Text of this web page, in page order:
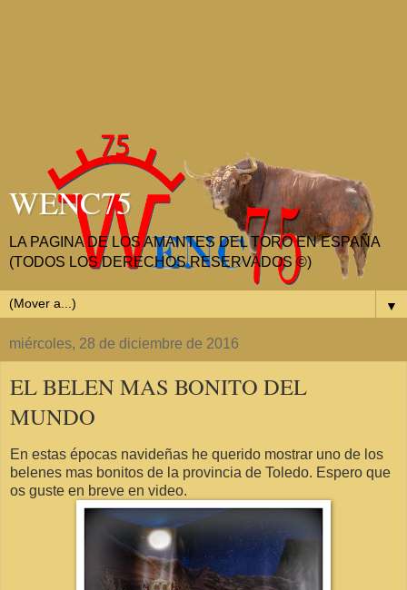
WENC75
LA PAGINA DE LOS AMANTES DEL TORO EN ESPAÑA
(TODOS LOS DERECHOS RESERVADOS ©)
▼
miércoles, 28 de diciembre de 2016
EL BELEN MAS BONITO DEL
MUNDO
En estas épocas navideñas he querido mostrar uno de los
belenes mas bonitos de la provincia de Toledo. Espero que
os guste en breve en video.